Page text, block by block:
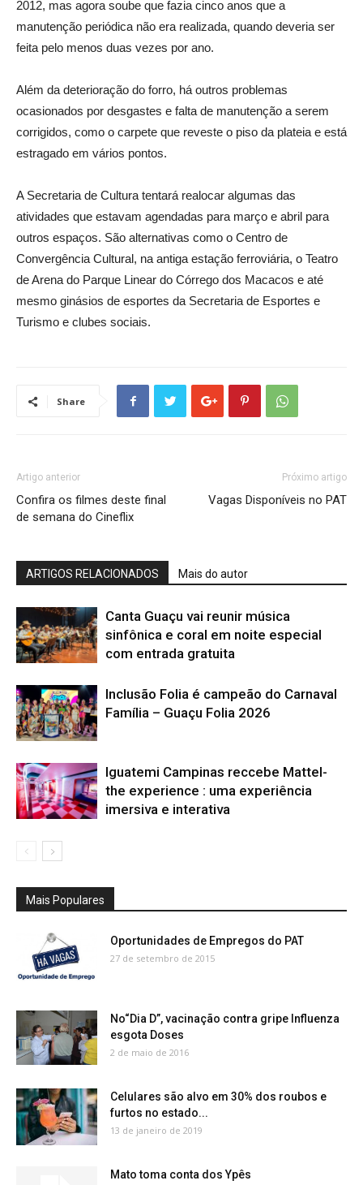
2012, mas agora soube que fazia cinco anos que a
manutenção periódica não era realizada, quando deveria ser
feita pelo menos duas vezes por ano.
Além da deterioração do forro, há outros problemas
ocasionados por desgastes e falta de manutenção a serem
corrigidos, como o carpete que reveste o piso da plateia e está
estragado em vários pontos.
A Secretaria de Cultura tentará realocar algumas das
atividades que estavam agendadas para março e abril para
outros espaços. São alternativas como o Centro de
Convergência Cultural, na antiga estação ferroviária, o Teatro
de Arena do Parque Linear do Córrego dos Macacos e até
mesmo ginásios de esportes da Secretaria de Esportes e
Turismo e clubes sociais.
Share
Artigo anterior
Confira os filmes deste final
de semana do Cineflix
Próximo artigo
Vagas Disponíveis no PAT
ARTIGOS RELACIONADOS Mais do autor
Canta Guaçu vai reunir música
sinfônica e coral em noite especial
com entrada gratuita
Inclusão Folia é campeão do Carnaval
Família – Guaçu Folia 2026
Iguatemi Campinas reccebe Mattel-
the experience : uma experiência
imersiva e interativa
Mais Populares
Oportunidades de Empregos do PAT
27 de setembro de 2015
No“Dia D”, vacinação contra gripe Influenza
esgota Doses
2 de maio de 2016
Celulares são alvo em 30% dos roubos e
furtos no estado...
13 de janeiro de 2019
Mato toma conta dos Ypês